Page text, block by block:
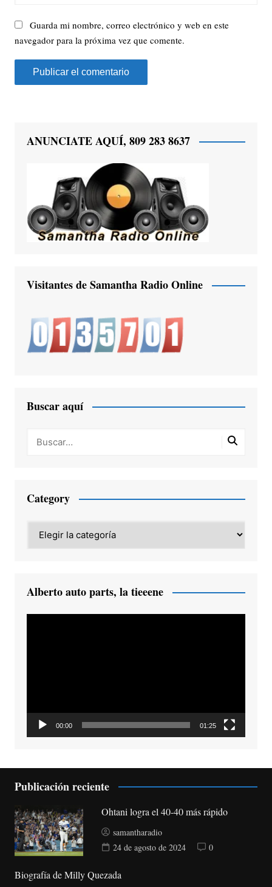
Guarda mi nombre, correo electrónico y web en este
navegador para la próxima vez que comente.
ANUNCIATE AQUÍ, 809 283 8637
Visitantes de Samantha Radio Online
Buscar aquí
Category
Category
Alberto auto parts, la tieeene
00:00 01:25
Publicación reciente
Ohtani logra el 40-40 más rápido
samantharadio
24 de agosto de 2024
0
Biografía de Milly Quezada